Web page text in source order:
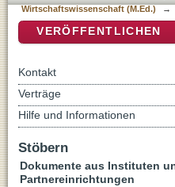
Wirtschaftswissenschaft (M.Ed.)
→
VERÖFFENTLICHEN
Kontakt
Verträge
Hilfe und Informationen
Stöbern
Dokumente aus Instituten
Partnereinrichtungen